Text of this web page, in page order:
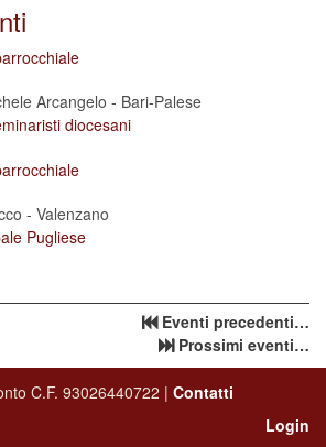
Arcangelo - Bari-Palese
diocesani
- Valenzano
Pugliese
Eventi precedenti…
Prossimi eventi…
C.F. 93026440722 | Contatti
Login